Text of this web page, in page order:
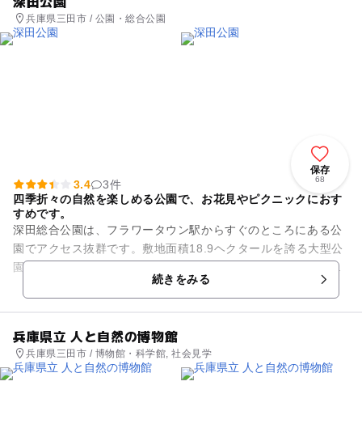
兵庫県三田市 / 公園・総合公園
保存
68
3.4
3件
四季折々の自然を楽しめる公園で、お花見やピクニックにおす
すめです。
深田総合公園は、フラワータウン駅からすぐのところにある公
園でアクセス抜群です。敷地面積18.9ヘクタールを誇る大型公
園として市民に親しまれており、美しい景観が魅力的でお花見
やピクニックにも最適で...続きをみる
兵庫県立 人と自然の博物館
兵庫県三田市 / 博物館・科学館, 社会見学